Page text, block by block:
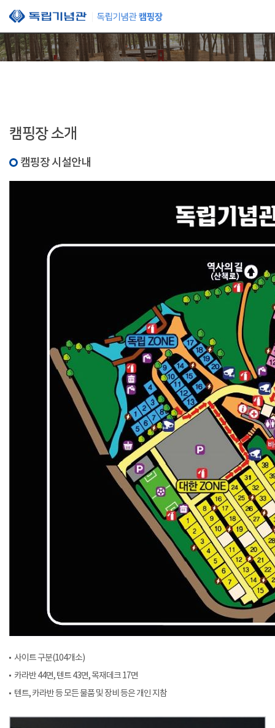
본문 바로가기
캠핑장 소개
캠핑장 시설안내
사이트 구분(104개소)
카라반 44면, 텐트 43면, 목재데크 17면
텐트, 카라반 등 모든 물품 및 장비 등은 개인 지참